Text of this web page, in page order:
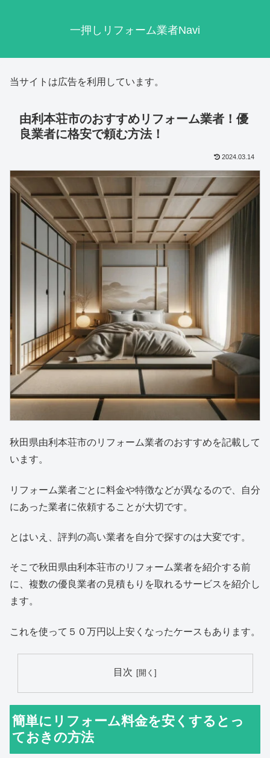
一押しリフォーム業者Navi
当サイトは広告を利用しています。
由利本荘市のおすすめリフォーム業者！優
良業者に格安で頼む方法！
2024.03.14
秋田県由利本荘市のリフォーム業者のおすすめを記載して
います。
リフォーム業者ごとに料金や特徴などが異なるので、自分
にあった業者に依頼することが大切です。
とはいえ、評判の高い業者を自分で探すのは大変です。
そこで秋田県由利本荘市のリフォーム業者を紹介する前
に、複数の優良業者の見積もりを取れるサービスを紹介し
ます。
これを使って５０万円以上安くなったケースもあります。
目次
簡単にリフォーム料金を安くするとっ
ておきの方法